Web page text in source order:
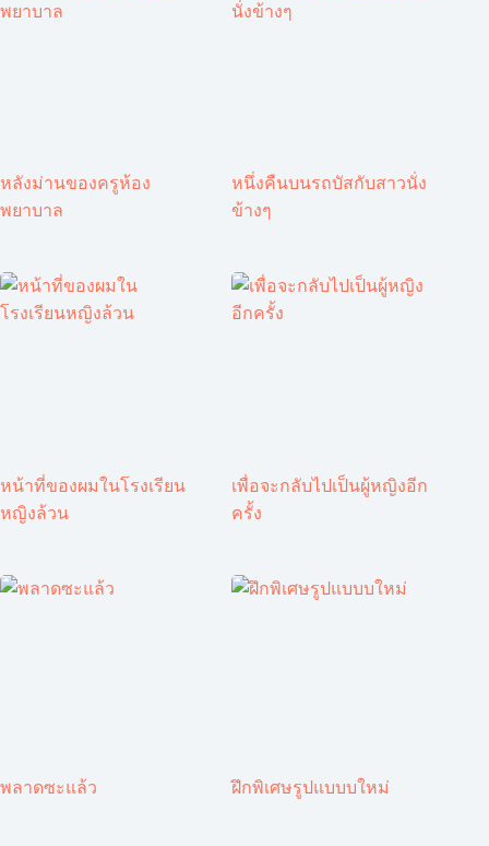
หลังม่านของครูห้อง
พยาบาล
หนึ่งคืนบนรถบัสกับสาวนั่ง
ข้างๆ
หน้าที่ของผมในโรงเรียน
หญิงล้วน
เพื่อจะกลับไปเป็นผู้หญิงอีก
ครั้ง
พลาดซะแล้ว ฝึกพิเศษรูปแบบบใหม่